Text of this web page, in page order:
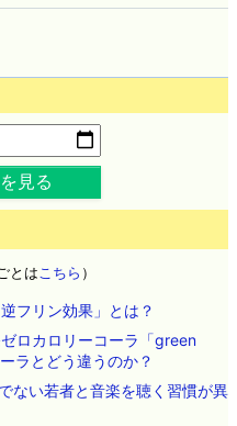
見る
とは こちら ）
フリン効果」とは？
ロカロリーコーラ「green
ラとどう違うのか？
ない若者と音楽を聴く習慣が異